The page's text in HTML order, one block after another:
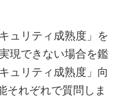
ュリティ成熟度」を
現できない場合を鑑
ュリティ成熟度」向
それぞれで質問しま